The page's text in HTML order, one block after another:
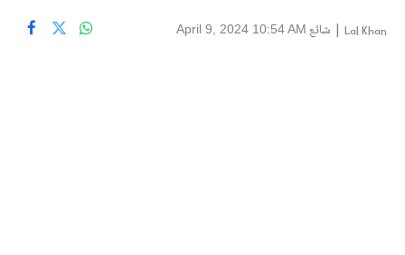
Lal Khan
| شائع April 9, 2024 10:54 AM